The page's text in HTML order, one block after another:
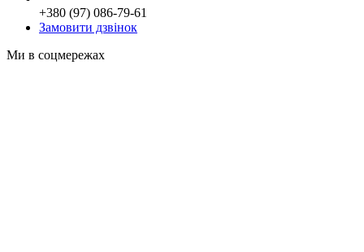
+380 (97) 086-79-61
Замовити дзвінок
Ми в соцмережах